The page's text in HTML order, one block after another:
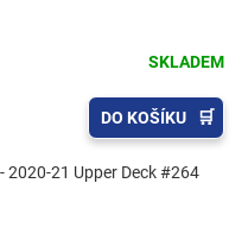
SKLADEM
DO KOŠÍKU
2020-21 Upper Deck #264